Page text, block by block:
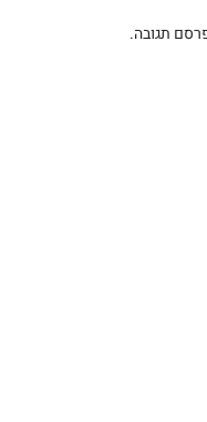
תגובה.